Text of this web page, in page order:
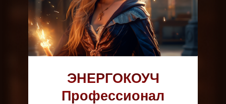
ЭНЕРГОКОУЧ
Профессионал